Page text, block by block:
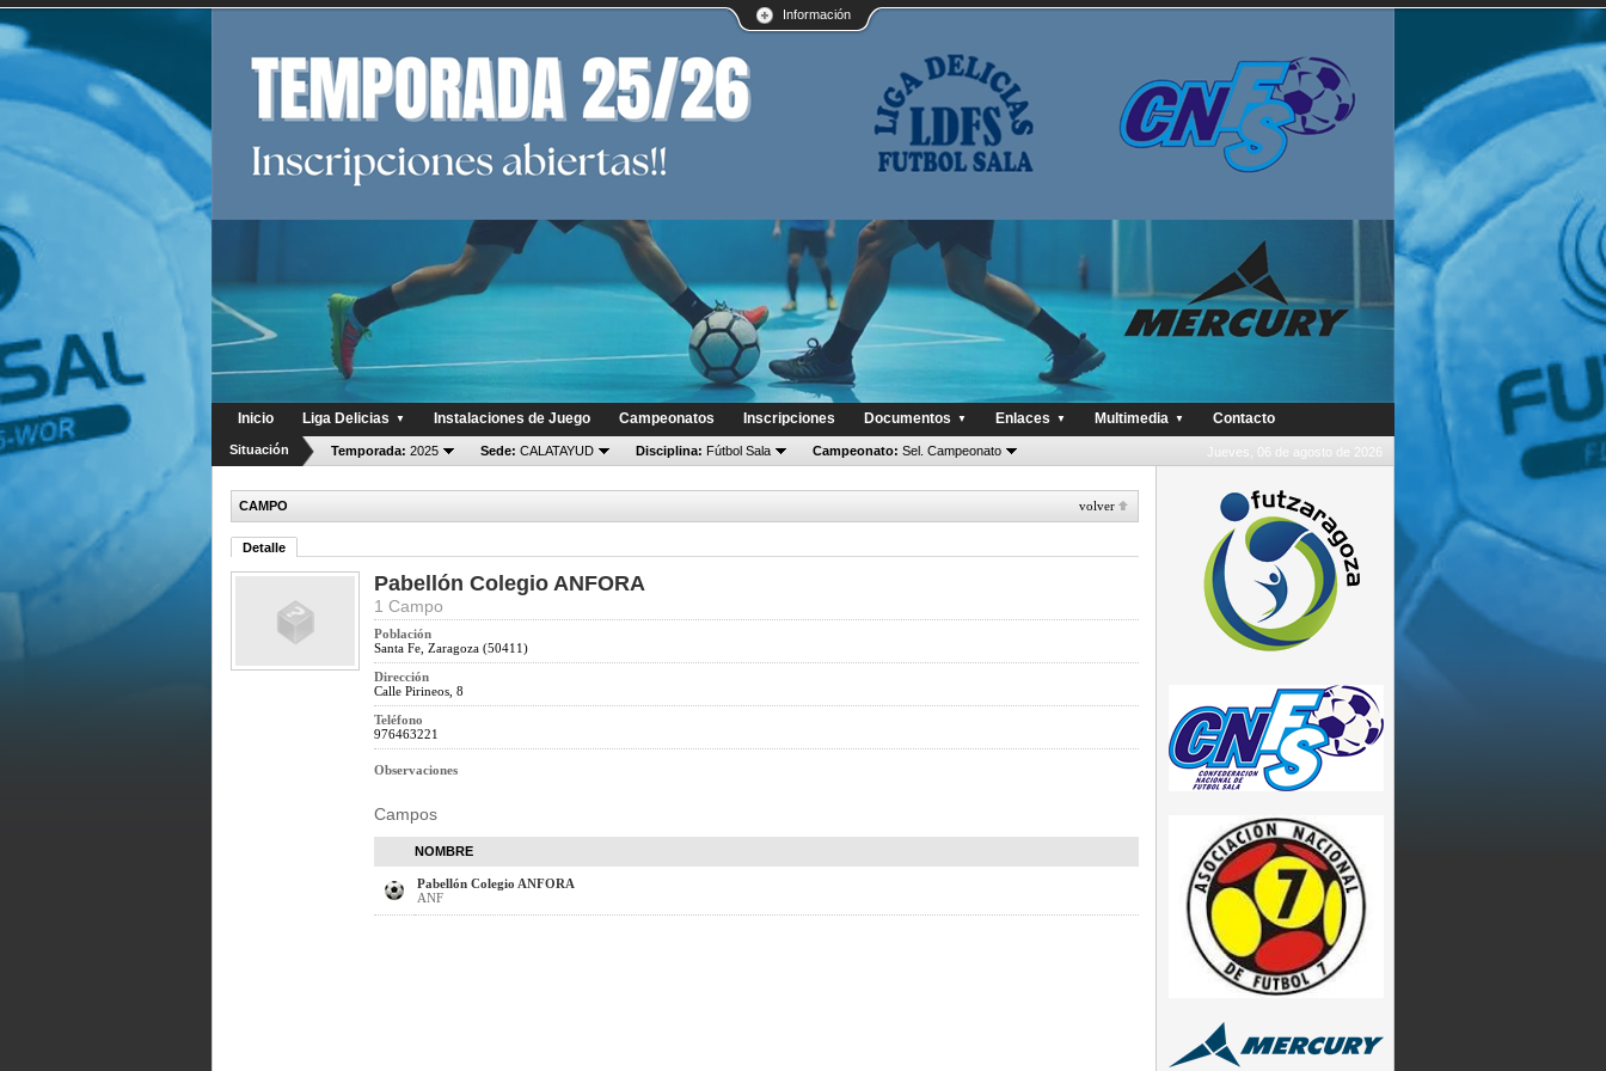
Información
Inicio Liga Delicias ▼ Instalaciones de Juego Campeonatos Inscripciones Documentos ▼ Enlaces ▼ Multimedia ▼ Contacto
Jueves, 06 de agosto de 2026
Situación Temporada: 2025 Sede: CALATAYUD Disciplina: Fútbol Sala Campeonato: Sel. Campeonato
CAMPO volver
Detalle
Pabellón Colegio ANFORA
1 Campo
Población
Santa Fe, Zaragoza (50411)
Dirección
Calle Pirineos, 8
Teléfono
976463221
Observaciones
Campos
NOMBRE
Pabellón Colegio ANFORA
ANF